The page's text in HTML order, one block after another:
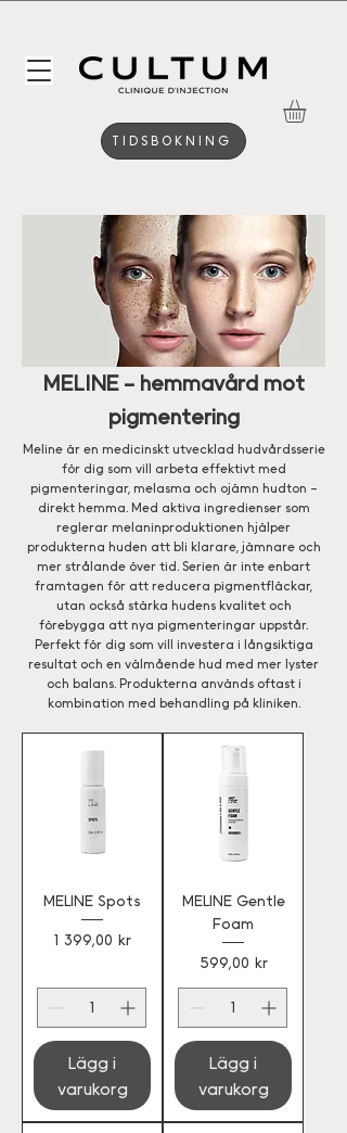
TIDSBOKNING
MELINE – hemmavård mot
pigmentering
Meline är en medicinskt utvecklad hudvårdsserie
för dig som vill arbeta effektivt med
pigmenteringar, melasma och ojämn hudton –
direkt hemma. Med aktiva ingredienser som
reglerar melaninproduktionen hjälper
produkterna huden att bli klarare, jämnare och
mer strålande över tid. Serien är inte enbart
framtagen för att reducera pigmentfläckar,
utan också stärka hudens kvalitet och
förebygga att nya pigmenteringar uppstår.
Perfekt för dig som vill investera i långsiktiga
resultat och en välmående hud med mer lyster
och balans. Produkterna används oftast i
kombination med behandling på kliniken.
MELINE Spots
Pris
1 399,00 kr
Lägg i
varukorg
MELINE Gentle
Foam
Pris
599,00 kr
Lägg i
varukorg